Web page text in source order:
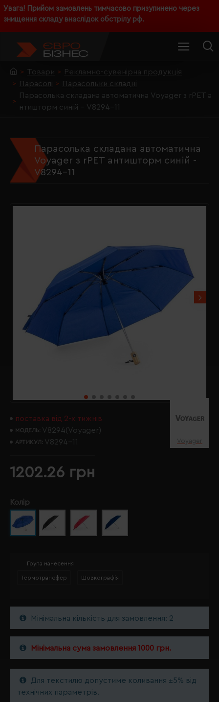
Увага! Прийом замовлень тимчасово призупинено через
знищення складу внаслідок обстрілу рф.
Товари
Рекламно-сувенірна продукція
Парасолі
Парасольки складні
Парасолька складана автоматична Voyager з rPET а
нтишторм синій - V8294-11
Парасолька складана автоматична
Voyager з rPET антишторм синій -
V8294-11
поставка від 2-х тижнів
МОДЕЛЬ: V8294(Voyager)
АРТИКУЛ: V8294-11 Voyager
1202.26 грн
Колір
Група нанесення
Термотрансфер Шовкографія
Мінімальна кількість для замовлення: 2
Мінімальна сума замовлення 1000 грн.
Для текстилю допустиме коливання ±5% від
технічних параметрів.